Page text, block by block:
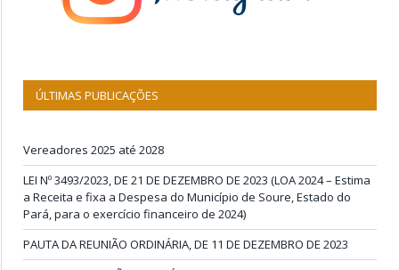
ÚLTIMAS PUBLICAÇÕES
Vereadores 2025 até 2028
LEI Nº 3493/2023, DE 21 DE DEZEMBRO DE 2023 (LOA 2024 – Estima
a Receita e fixa a Despesa do Município de Soure, Estado do
Pará, para o exercício financeiro de 2024)
PAUTA DA REUNIÃO ORDINÁRIA, DE 11 DE DEZEMBRO DE 2023